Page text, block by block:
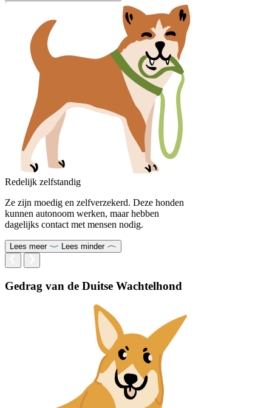
Redelijk zelfstandig
Ze zijn moedig en zelfverzekerd. Deze honden
kunnen autonoom werken, maar hebben
dagelijks contact met mensen nodig.
Lees meer Lees minder
Gedrag van de Duitse Wachtelhond